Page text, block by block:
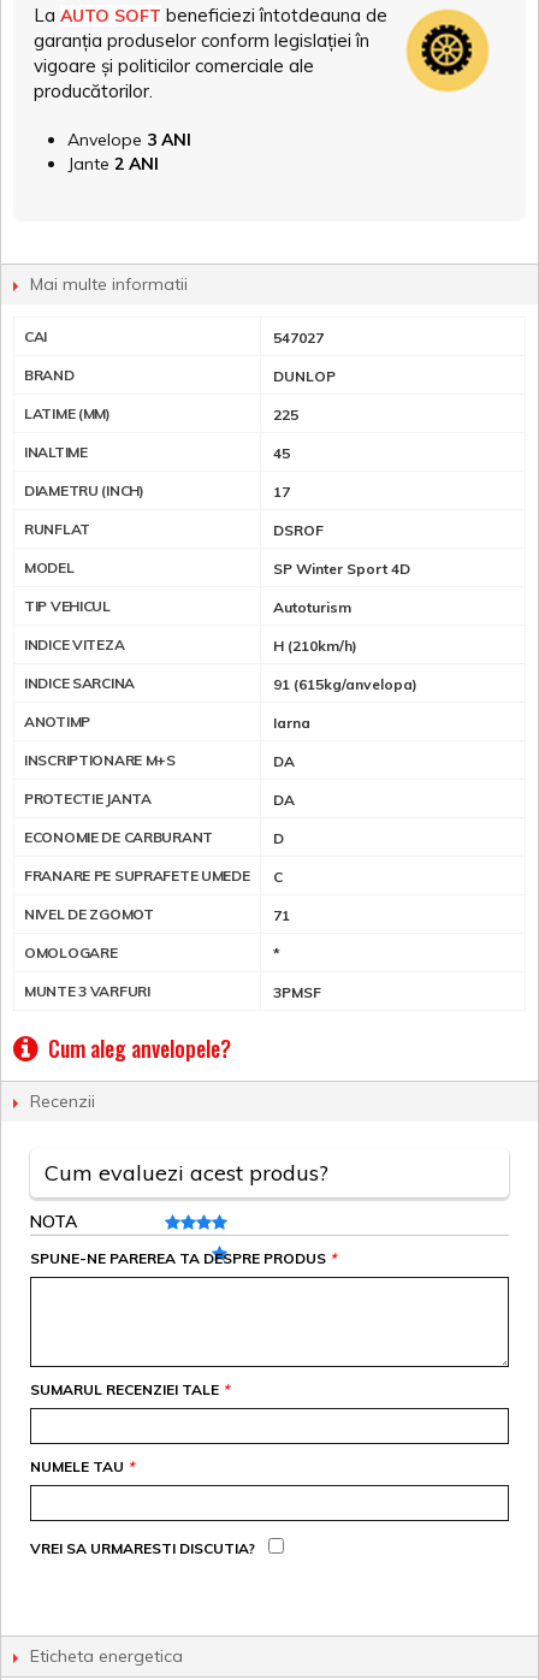
La AUTO SOFT beneficiezi întotdeauna de
garanția produselor conform legislației în
vigoare și politicilor comerciale ale
producătorilor.
Anvelope 3 ANI
Jante 2 ANI
Mai multe informatii
CAI 547027
BRAND DUNLOP
LATIME (MM) 225
INALTIME 45
DIAMETRU (INCH) 17
RUNFLAT DSROF
MODEL SP Winter Sport 4D
TIP VEHICUL Autoturism
INDICE VITEZA H (210km/h)
INDICE SARCINA 91 (615kg/anvelopa)
ANOTIMP Iarna
INSCRIPTIONARE M+S DA
PROTECTIE JANTA DA
ECONOMIE DE CARBURANT D
FRANARE PE SUPRAFETE UMEDE C
NIVEL DE ZGOMOT 71
OMOLOGARE *
MUNTE 3 VARFURI 3PMSF
Cum aleg anvelopele?
Recenzii
Cum evaluezi acest produs?
NOTA
*
SPUNE-NE PAREREA TA DESPRE PRODUS
*
SUMARUL RECENZIEI TALE
*
NUMELE TAU
VREI SA URMARESTI DISCUTIA?
Eticheta energetica